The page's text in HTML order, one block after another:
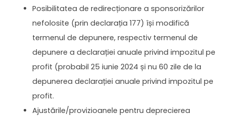
Posibilitatea de redirecționare a sponsorizărilor
nefolosite (prin declarația 177) își modifică
termenul de depunere, respectiv termenul de
depunere a declarației anuale privind impozitul pe
profit (probabil 25 iunie 2024 și nu 60 zile de la
depunerea declarației anuale privind impozitul pe
profit.
Ajustările/provizioanele pentru deprecierea